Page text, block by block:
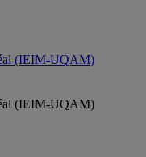
(IEIM-UQAM)
(IEIM-UQAM)